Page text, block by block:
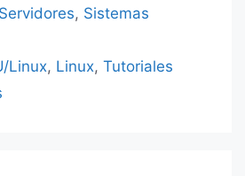
Servidores, Sistemas
Linux, Linux,Tutoriales